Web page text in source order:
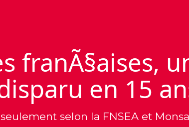
franÃ§aises,
en 15
seulement selon la FNSEA et